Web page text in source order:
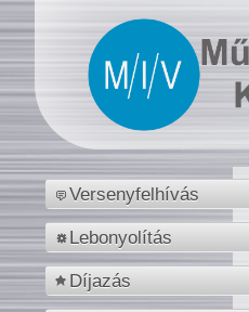
Versenyfelhívás
Lebonyolítás
Díjazás